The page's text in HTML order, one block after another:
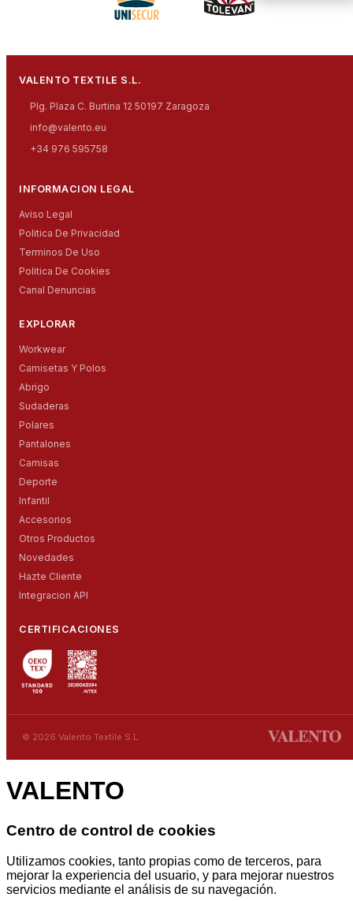
VALENTO TEXTILE S.L.
Plg. Plaza C. Burtina 12 50197 Zaragoza
info@valento.eu
+34 976 595758
INFORMACION LEGAL
Aviso Legal
Politica De Privacidad
Terminos De Uso
Politica De Cookies
Canal Denuncias
EXPLORAR
Workwear
Camisetas Y Polos
Abrigo
Sudaderas
Polares
Pantalones
Camisas
Deporte
Infantil
Accesorios
Otros Productos
Novedades
Hazte Cliente
Integracion API
CERTIFICACIONES
© 2026 Valento Textile S.L.
VALENTO
Centro de control de cookies
Utilizamos cookies, tanto propias como de terceros, para
mejorar la experiencia del usuario, y para mejorar nuestros
servicios mediante el análisis de su navegación.